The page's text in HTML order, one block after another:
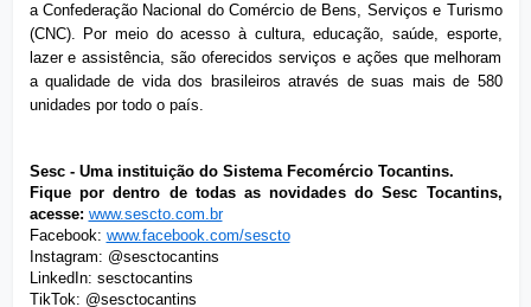
a Confederação Nacional do Comércio de Bens, Serviços e Turismo
(CNC). Por meio do acesso à cultura, educação, saúde, esporte,
lazer e assistência, são oferecidos serviços e ações que melhoram
a qualidade de vida dos brasileiros através de suas mais de 580
unidades por todo o país.
Sesc - Uma instituição do Sistema Fecomércio Tocantins.
Fique por dentro de todas as novidades do Sesc Tocantins,
acesse: www.sescto.com.br
Facebook: www.facebook.com/sescto
Instagram: @sesctocantins
LinkedIn: sesctocantins
TikTok: @sesctocantins